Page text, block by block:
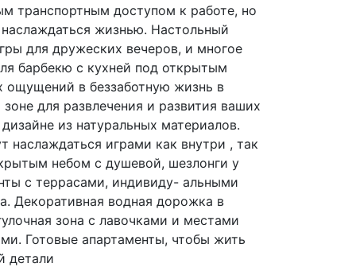
транспортным доступом к работе, но
жизнью. Настольный
для дружеских вечеров, и многое
барбекю с кухней под открытым
ощущений в беззаботную жизнь в
для развлечения и развития ваших
из натуральных материалов.
играми как внутри , так
небом с душевой, шезлонги у
с террасами, индивиду- альными
Декоративная водная дорожка в
зона с лавочками и местами
Готовые апартаменты, чтобы жить
детали